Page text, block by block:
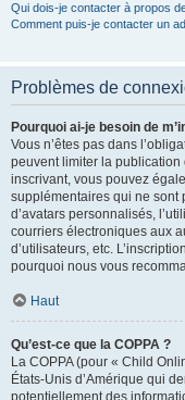
Qui dois-je contacter à propos
Comment puis-je contacter un
Problèmes de
Pourquoi ai-je besoin de
Vous n’êtes pas dans
peuvent limiter la
inscrivant, vous pouvez
supplémentaires qui ne sont
d’avatars personnalisés,
courriers électroniques aux
d’utilisateurs, etc.
pourquoi nous vous
Haut
Qu’est-ce que la COPPA ?
La COPPA (pour « Child
États-Unis d’Amérique qui